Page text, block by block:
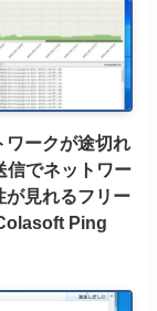
ワークが途切れ
信でネットワー
が見れるフリー
Ping